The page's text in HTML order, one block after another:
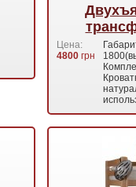
Цена:
4800 грн